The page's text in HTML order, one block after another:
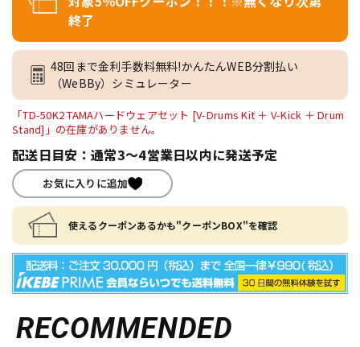
終了
48回まで金利手数料無料!かんたんWEB分割払い
（WeBBy）シミュレーター
「TD-50K2 TAMAハードウェアセット [V-Drums Kit ＋ V-Kick ＋ Drum
Stand]」の在庫がありません。
配送日目安：通常3～4営業日以内に発送予定
お気に入りに追加
使えるクーポンあるかも"クーポンBOX"を確認
RECOMMENDED